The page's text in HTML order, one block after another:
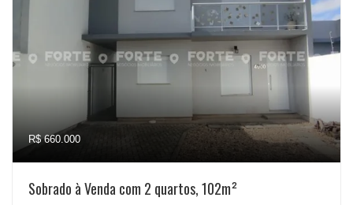
R$ 660.000
Sobrado à Venda com 2 quartos, 102m²